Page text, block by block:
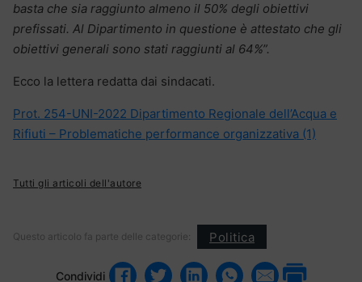
basta che sia raggiunto almeno il 50% degli obiettivi
prefissati. Al Dipartimento in questione è attestato che gli
obiettivi generali sono stati raggiunti al 64%”.
Ecco la lettera redatta dai sindacati.
Prot. 254-UNI-2022 Dipartimento Regionale dell’Acqua e
Rifiuti – Problematiche performance organizzativa (1)
Tutti gli articoli dell'autore
Questo articolo fa parte delle categorie: Politica
Condividi